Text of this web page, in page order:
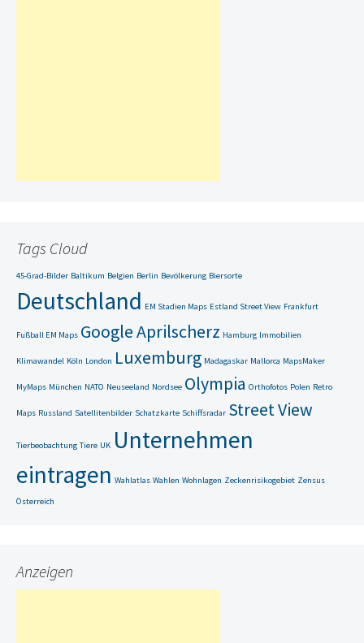
Tags Cloud
45-Grad-Bilder Baltikum Belgien Berlin Bevölkerung Biersorte
Deutschland EM Stadien Maps Estland Street View Frankfurt
Fußball EM Maps Google Aprilscherz Hamburg Immobilien
Klimawandel Köln London Luxemburg Madagaskar Mallorca MapsMaker
MyMaps München NATO Neuseeland Nordsee Olympia Orthofotos Polen Retro
Maps Russland Satellitenbilder Schatzkarte Schiffsradar Street View
Tierbeobachtung Tiere UK Unternehmen
eintragen Wahlatlas Wahlen Wohnlagen Zeckenrisikogebiet Zensus
Österreich
Anzeigen